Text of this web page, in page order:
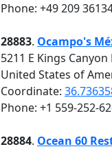
Phone: +49 209
28883. Ocampo's
5211 E Kings
United States of
Coordinate:
Phone: +1 559-252-
28884. Ocean 60